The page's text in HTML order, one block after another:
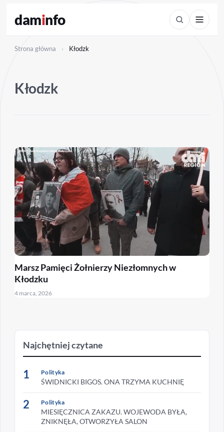
daminfo
Strona główna › Kłodzk
Kłodzk
Marsz Pamięci Żołnierzy Niezłomnych w
Kłodzku
4 marca, 2026
Najchętniej czytane
1 Polityka
ŚWIDNICKI BIGOS. ONA TRZYMA KUCHNIĘ
2 Polityka
MIESIĘCZNICA ZAKAZU. WOJEWODA BYŁA,
ZNIKNĘŁA, OTWORZYŁA SALON